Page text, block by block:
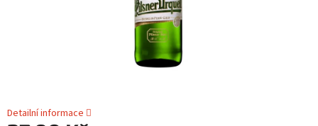
Detailní informace